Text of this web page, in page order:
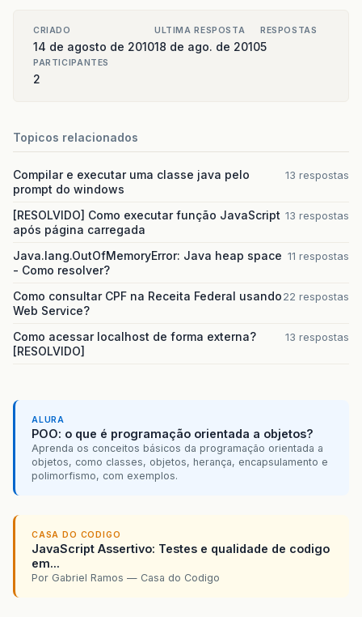
CRIADO
14 de agosto de 2010
ULTIMA RESPOSTA
18 de ago. de 2010
RESPOSTAS
5
PARTICIPANTES
2
Topicos relacionados
Compilar e executar uma classe java pelo
prompt do windows
13 respostas
[RESOLVIDO] Como executar função JavaScript
após página carregada
13 respostas
Java.lang.OutOfMemoryError: Java heap space
- Como resolver?
11 respostas
Como consultar CPF na Receita Federal usando
Web Service?
22 respostas
Como acessar localhost de forma externa?
[RESOLVIDO]
13 respostas
ALURA
POO: o que é programação orientada a objetos?
Aprenda os conceitos básicos da programação orientada a
objetos, como classes, objetos, herança, encapsulamento e
polimorfismo, com exemplos.
CASA DO CODIGO
JavaScript Assertivo: Testes e qualidade de codigo
em...
Por Gabriel Ramos — Casa do Codigo